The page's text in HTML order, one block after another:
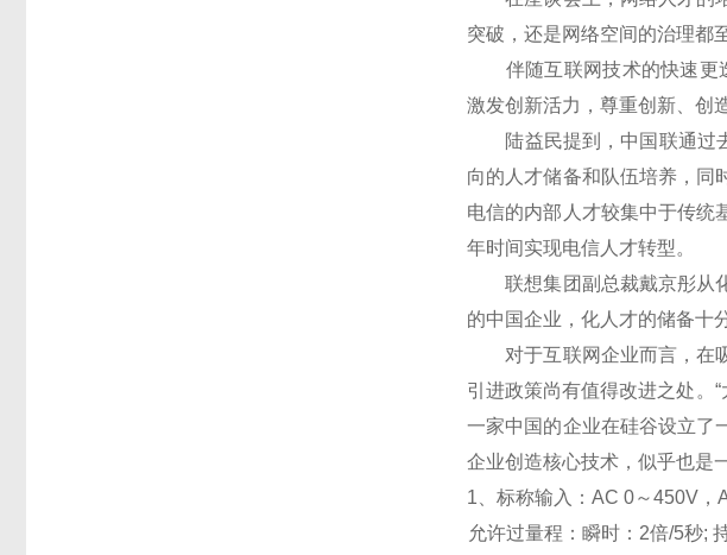
突破，还是网络空间的治理都
伴随互联网技术的快速更迭
激发创新活力，尊重创新、创
陆益民提到，中国联通过去
向的人才储备和队伍培养，同
电信的内部人才较集中于传统
年时间实现电信人才转型。
联想集团副总裁戴京彤从化
的中国企业，化人才的储备十
对于互联网企业而言，在吸
引进政策尚有值得改进之处。
一家中国的企业在硅谷设立了
企业创造核心技术，似乎也是
1 、标称输入：AC 0～450V ，
允许过量程：瞬时：2倍/5秒;